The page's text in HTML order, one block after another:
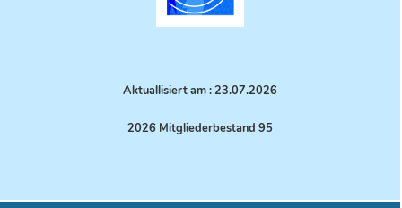
Aktuallisiert am : 23.07.2026
2026 Mitgliederbestand 95